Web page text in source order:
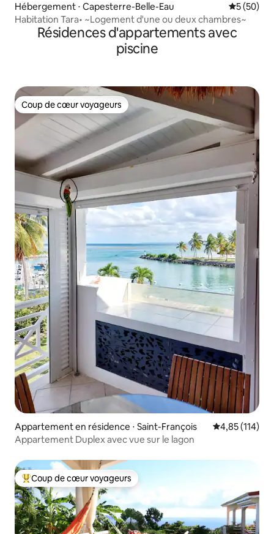
Hébergement ⋅ Capesterre-Belle-Eau
5 (50)
Habitation Tara• ~Logement d'une ou deux chambres~
Résidences d'appartements avec
piscine
Coup de cœur voyageurs
Coup de cœur voyageurs
Appartement en résidence ⋅ Saint-François Évaluation
4,85 (114)
Appartement Duplex avec vue sur le lagon
Coups de cœur voyageurs les plus appréciés
Coup de cœur voyageurs